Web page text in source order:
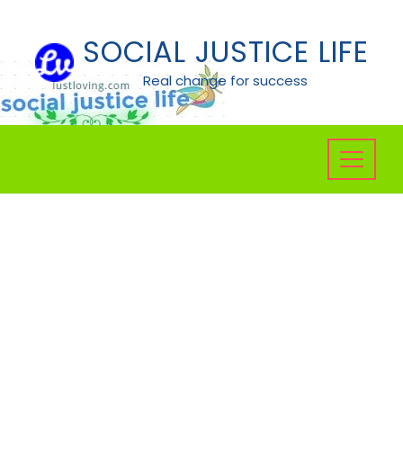
content
SOCIAL JUSTICE LIFE
Real change for success